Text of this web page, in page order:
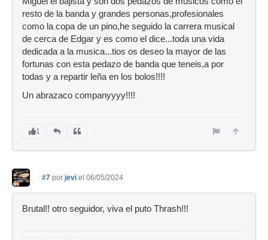
resto de la banda y grandes personas,profesionales
como la copa de un pino,he seguido la carrera musical
de cerca de Edgar y es como el dice...toda una vida
dedicada a la musica...tios os deseo la mayor de las
fortunas con esta pedazo de banda que teneis,a por
todas y a repartir leña en los bolos!!!!
Un abrazaco companyyyy!!!!
1
#7 por jevi el 06/05/2024
Brutal!! otro seguidor, viva el puto Thrash!!!